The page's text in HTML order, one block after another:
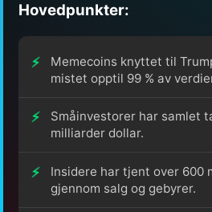
Hovedpunkter:
Memecoins knyttet til
mistet opptil 99 % av
Småinvestorer har samlet
milliarder dollar.
Insidere har tjent over 600
gjennom salg og gebyrer.